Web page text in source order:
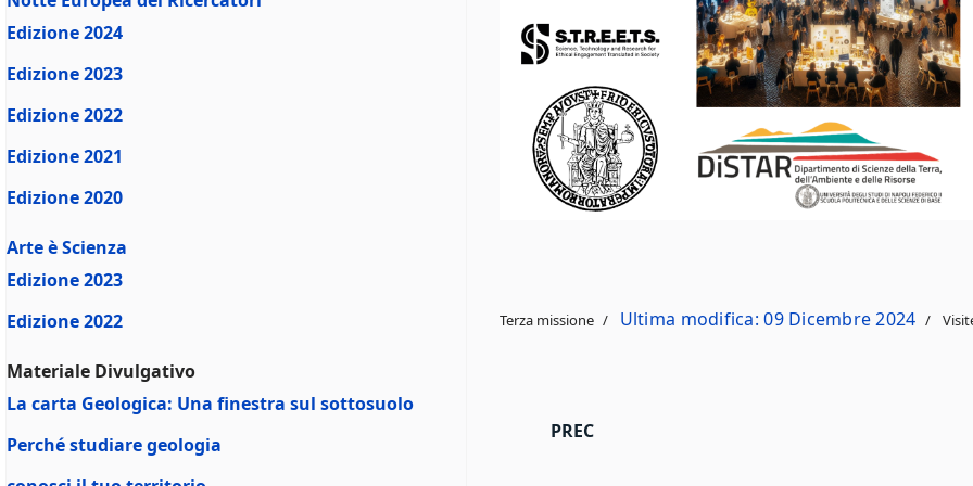
Edizione 2024
Edizione 2023
Edizione 2022
Edizione 2021
Edizione 2020
Arte è Scienza
Edizione 2023
Edizione 2022
Materiale Divulgativo
La carta Geologica: Una finestra sul sottosuolo
Perché studiare geologia
Terza missione Ultima modifica: 09 Dicembre 2024
ARTICOLO PRECEDENTE: S.T.R.E.E.T.S. - NOTTE
PREC